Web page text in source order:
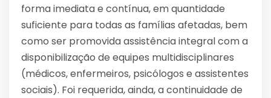
forma imediata e contínua, em quantidade
suficiente para todas as famílias afetadas, bem
como ser promovida assistência integral com a
disponibilização de equipes multidisciplinares
(médicos, enfermeiros, psicólogos e assistentes
sociais). Foi requerida, ainda, a continuidade de